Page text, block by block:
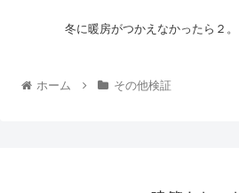
冬に暖房がつかえなかったら２。
ホーム その他検証